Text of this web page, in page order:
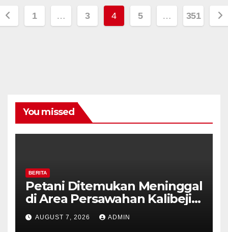
1 … 3 4 5 … 351
You missed
BERITA
Petani Ditemukan Meninggal
di Area Persawahan Kalibeji,
Polisi Pastikan Tidak Ada
Tanda Kekerasan
AUGUST 7, 2026 ADMIN